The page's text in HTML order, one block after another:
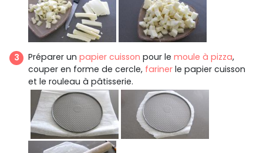
Préparer un papier cuisson pour le moule à pizza,
couper en forme de cercle, fariner le papier cuisson
et le rouleau à pâtisserie.